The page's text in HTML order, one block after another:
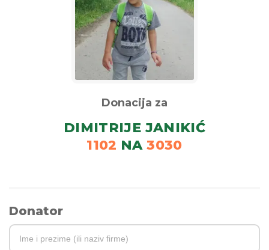
Donacija za
DIMITRIJE JANIKIĆ
1102 NA 3030
Donator